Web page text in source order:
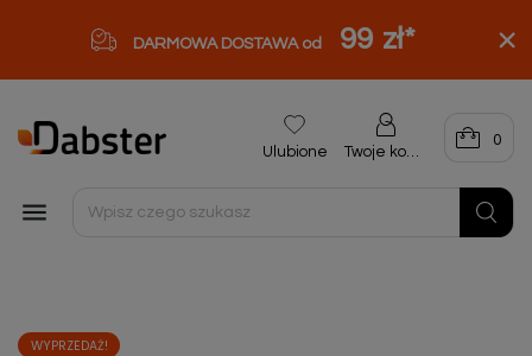
DARMOWA DOSTAWA od 99 zł*

Ulubione Twoje konto
0
WYPRZEDAŻ!